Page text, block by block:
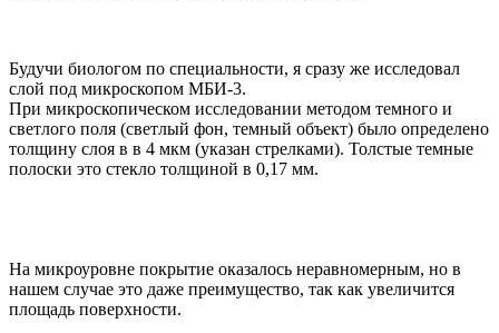
Будучи биологом по специальности, я сразу же исследовал
слой под микроскопом МБИ-3.
При микроскопическом исследовании методом темного и
светлого поля (светлый фон, темный объект) было определено
толщину слоя в в 4 мкм (указан стрелками). Толстые темные
полоски это стекло толщиной в 0,17 мм.
На микроуровне покрытие оказалось неравномерным, но в
нашем случае это даже преимущество, так как увеличится
площадь поверхности.